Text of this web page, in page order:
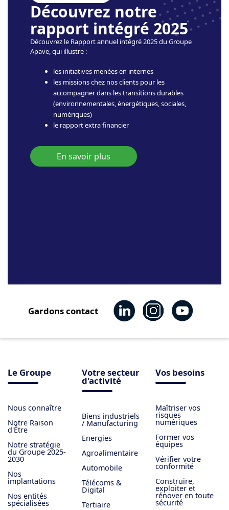
Découvrez notre
rapport intégré 2025
Découvrez le Rapport annuel intégré 2025 du Groupe
Apave, qui illustre :
les initiatives menées en internes
les missions chez nos clients pour les
accompagner dans les transitions durables
(environnementales, énergétiques, sociales,
numériques)
le rapport extra financier
En savoir plus
Gardons contact
Le Groupe
Nous connaître
Notre Raison
d'Être
Notre stratégie
du Groupe 2025-
2030
Nos
implantations
Nos entités
spécialisées
Votre secteur
d'activité
Biens industriels
/ Manufacturing
Energies
Agroalimentaire
Automobile
Télécoms &
Digital
Tertiaire
Vos besoins
Maîtriser vos
risques
numériques
Former vos
équipes
Vérifier votre
conformité
Construire,
exploiter et
rénover en toute
sécurité